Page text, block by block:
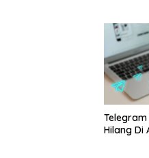
Hilang Di